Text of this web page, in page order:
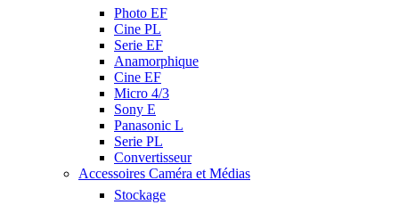
Photo EF
Cine PL
Serie EF
Anamorphique
Cine EF
Micro 4/3
Sony E
Panasonic L
Serie PL
Convertisseur
Accessoires Caméra et Médias
Stockage